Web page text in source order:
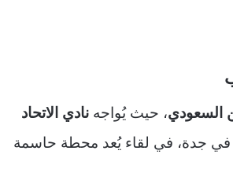
، حيث يُواجه نادي الاتحاد
في جدة، في لقاء يُعد محطة حاسمة